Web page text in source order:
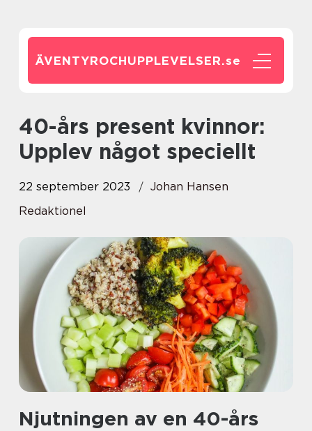
ÄVENTYROCHUPPLEVELSER.se
40-års present kvinnor:
Upplev något speciellt
22 september 2023
Johan Hansen
Redaktionel
Njutningen av en 40-års